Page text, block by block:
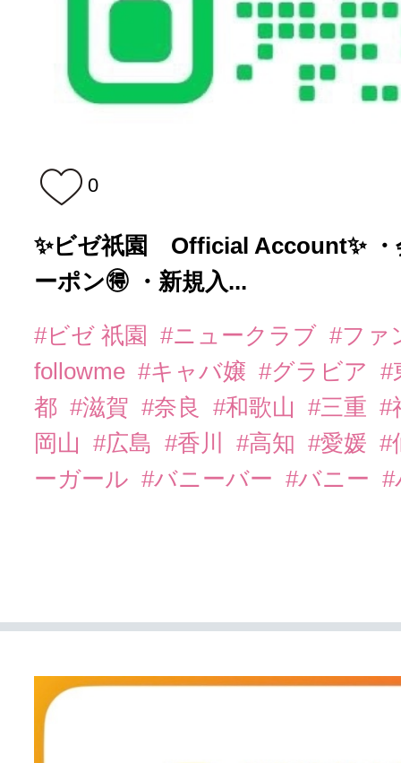
0
✨ビゼ祇園 Official Account✨ ・
ーポン🉐 ・新規入...
#ビゼ 祇園 #ニュークラブ #ファ
followme #キャバ嬢 #グラビア
#
都 #滋賀 #奈良 #和歌山 #三重 #
岡山
#広島 #香川 #高知 #愛媛 #
ーガール #バニーバー #バニー #